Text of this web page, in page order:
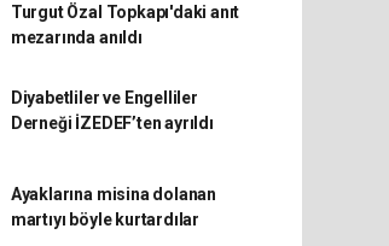
Turgut Özal Topkapı'daki anıt
mezarında anıldı
Diyabetliler ve Engelliler
Derneği İZEDEF’ten ayrıldı
Ayaklarına misina dolanan
martıyı böyle kurtardılar